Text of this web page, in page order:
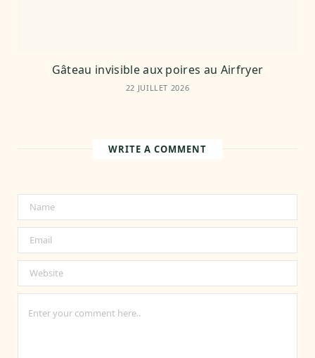
Gâteau invisible aux poires au Airfryer
22 JUILLET 2026
WRITE A COMMENT